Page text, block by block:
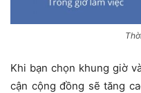
Khi bạn chọn khung giờ
cận cộng đồng sẽ tăng